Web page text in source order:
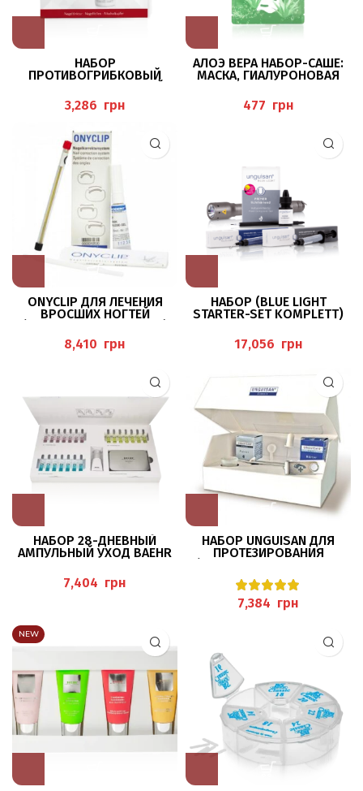
НАБОР
ПРОТИВОГРИБКОВЫЙ
100 ДНЕЙ
ТЕРАПЕВТИЧЕСКОГО УХОДА
грн
АЛОЭ ВЕРА НАБОР-САШЕ:
МАСКА, ГИАЛУРОНОВАЯ
грн
ONYCLIP ДЛЯ ЛЕЧЕНИЯ
ВРОСШИХ НОГТЕЙ
ERKODENT
грн
НАБОР (BLUE LIGHT
STARTER-SET KOMPLETT)
грн
НАБОР 28-ДНЕВНЫЙ
АМПУЛЬНЫЙ УХОД BAEHR
грн
НАБОР UNGUISAN ДЛЯ
ПРОТЕЗИРОВАНИЯ
“CLASSIC”)
грн
NEW